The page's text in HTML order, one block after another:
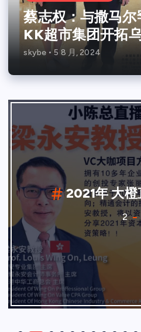
蔡志权：与撒马
KK超市集团开拓
skybe 5 8 月, 2024
2021年 大橙
4